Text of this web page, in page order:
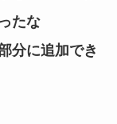
たな
分に追加でき